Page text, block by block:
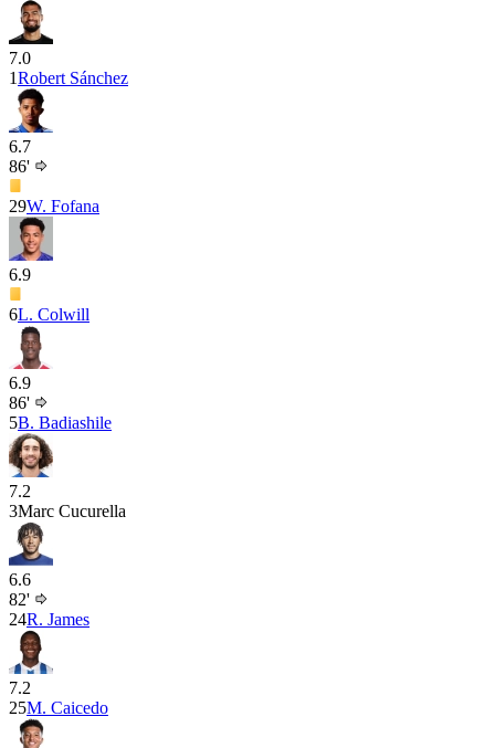
7.0
1Robert Sánchez
6.7
86'
29W. Fofana
6.9
6L. Colwill
6.9
86'
5B. Badiashile
7.2
3Marc Cucurella
6.6
82'
24R. James
7.2
25M. Caicedo